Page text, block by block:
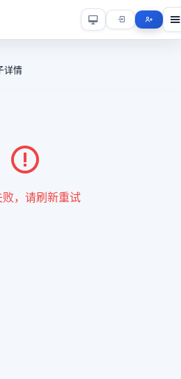
详情
败，请刷新重试